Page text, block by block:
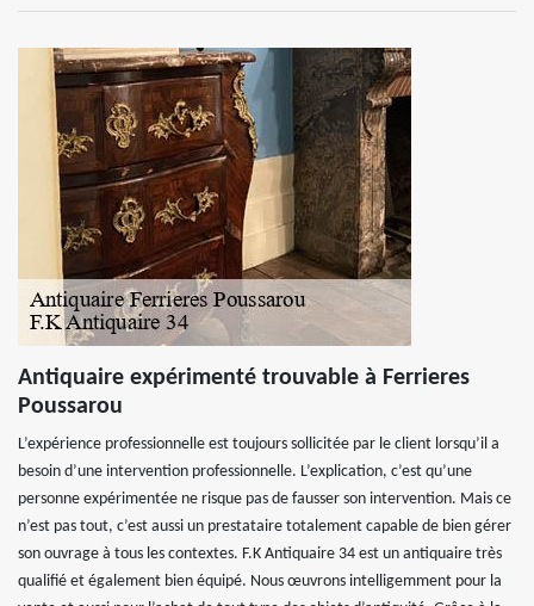
Antiquaire expérimenté trouvable à Ferrieres
Poussarou
L’expérience professionnelle est toujours sollicitée par le client lorsqu’il a
besoin d’une intervention professionnelle. L’explication, c’est qu’une
personne expérimentée ne risque pas de fausser son intervention. Mais ce
n’est pas tout, c’est aussi un prestataire totalement capable de bien gérer
son ouvrage à tous les contextes. F.K Antiquaire 34 est un antiquaire très
qualifié et également bien équipé. Nous œuvrons intelligemment pour la